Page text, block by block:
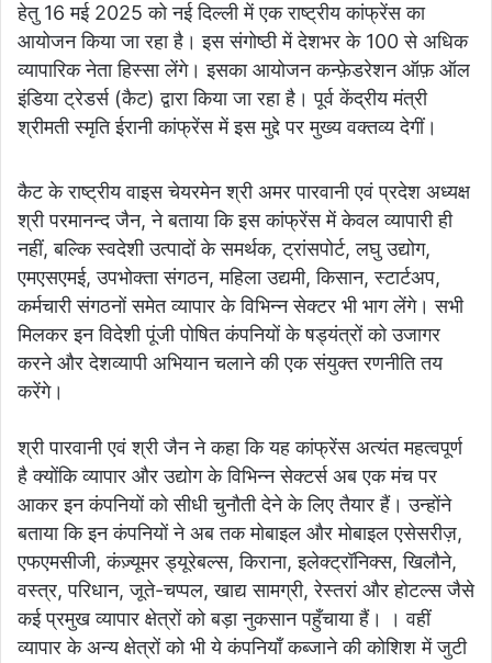
हेतु 16 मई 2025 को नई दिल्ली में एक राष्ट्रीय कांफ्रेंस का
आयोजन किया जा रहा है। इस संगोष्ठी में देशभर के 100 से अधिक
व्यापारिक नेता हिस्सा लेंगे। इसका आयोजन कन्फ़ेडरेशन ऑफ़ ऑल
इंडिया ट्रेडर्स (कैट) द्वारा किया जा रहा है। पूर्व केंद्रीय मंत्री
श्रीमती स्मृति ईरानी कांफ्रेंस में इस मुद्दे पर मुख्य वक्तव्य देगीं।
कैट के राष्ट्रीय वाइस चेयरमेन श्री अमर पारवानी एवं प्रदेश अध्यक्ष
श्री परमानन्द जैन, ने बताया कि इस कांफ्रेंस में केवल व्यापारी ही
नहीं, बल्कि स्वदेशी उत्पादों के समर्थक, ट्रांसपोर्ट, लघु उद्योग,
एमएसएमई, उपभोक्ता संगठन, महिला उद्यमी, किसान, स्टार्टअप,
कर्मचारी संगठनों समेत व्यापार के विभिन्न सेक्टर भी भाग लेंगे। सभी
मिलकर इन विदेशी पूंजी पोषित कंपनियों के षड्यंत्रों को उजागर
करने और देशव्यापी अभियान चलाने की एक संयुक्त रणनीति तय
करेंगे।
श्री पारवानी एवं श्री जैन ने कहा कि यह कांफ्रेंस अत्यंत महत्वपूर्ण
है क्योंकि व्यापार और उद्योग के विभिन्न सेक्टर्स अब एक मंच पर
आकर इन कंपनियों को सीधी चुनौती देने के लिए तैयार हैं। उन्होंने
बताया कि इन कंपनियों ने अब तक मोबाइल और मोबाइल एसेसरीज़,
एफएमसीजी, कंज़्यूमर ड्यूरेबल्स, किराना, इलेक्ट्रॉनिक्स, खिलौने,
वस्त्र, परिधान, जूते-चप्पल, खाद्य सामग्री, रेस्तरां और होटल्स जैसे
कई प्रमुख व्यापार क्षेत्रों को बड़ा नुकसान पहुँचाया हैं। । वहीं
व्यापार के अन्य क्षेत्रों को भी ये कंपनियाँ कब्जाने की कोशिश में जुटी